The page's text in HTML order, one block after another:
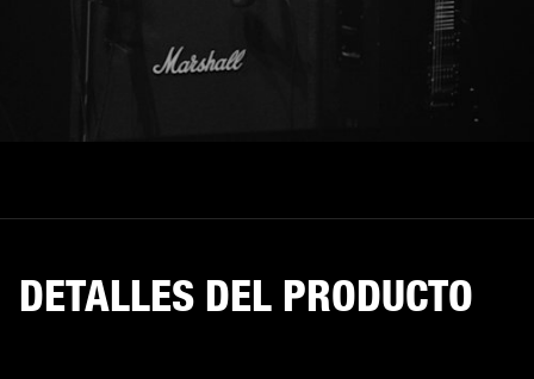
DETALLES DEL PRODUCTO